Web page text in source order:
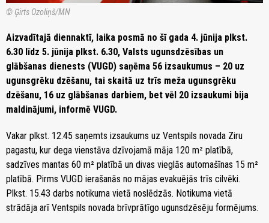
© Ģirts Ozoliņš/MN
Aizvadītajā diennaktī, laika posmā no šī gada 4. jūnija plkst.
6.30 līdz 5. jūnija plkst. 6.30, Valsts ugunsdzēsības un
glābšanas dienests (VUGD) saņēma 56 izsaukumus – 20 uz
ugunsgrēku dzēšanu, tai skaitā uz trīs meža ugunsgrēku
dzēšanu, 16 uz glābšanas darbiem, bet vēl 20 izsaukumi bija
maldinājumi, informē VUGD.
Vakar plkst. 12.45 saņemts izsaukums uz Ventspils novada Ziru
pagastu, kur dega vienstāva dzīvojamā māja 120 m² platībā,
sadzīves mantas 60 m² platībā un divas vieglās automašīnas 15 m²
platībā. Pirms VUGD ierašanās no mājas evakuējās trīs cilvēki.
Plkst. 15.43 darbs notikuma vietā noslēdzās. Notikuma vietā
strādāja arī Ventspils novada brīvprātīgo ugunsdzēsēju formējums.